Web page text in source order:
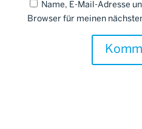
Name, E-Mail-Adresse
Browser für meinen